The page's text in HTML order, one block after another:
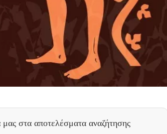
μας στα αποτελέσματα αναζήτησης